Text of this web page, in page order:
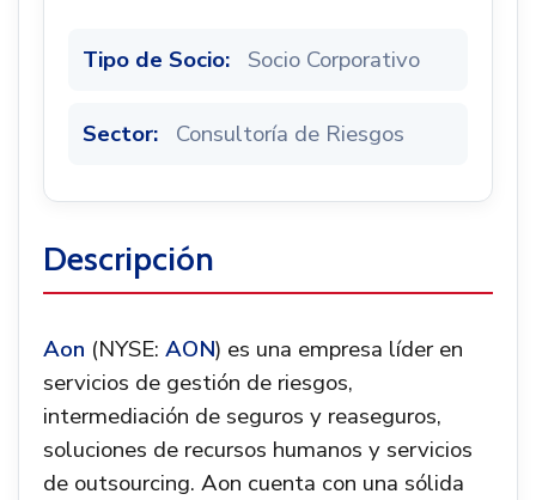
Tipo de Socio: Socio Corporativo
Sector: Consultoría de Riesgos
Descripción
Aon (NYSE: AON) es una empresa líder en
servicios de gestión de riesgos,
intermediación de seguros y reaseguros,
soluciones de recursos humanos y servicios
de outsourcing. Aon cuenta con una sólida